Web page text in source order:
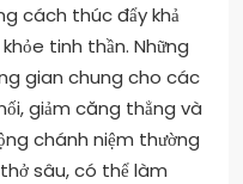
cách thúc đẩy khả
tinh thần. Những
gian chung cho các
giảm căng thẳng và
chánh niệm thường
sâu, có thể làm